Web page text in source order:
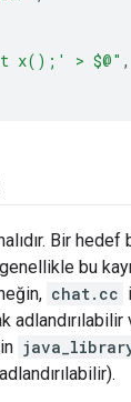
x();' > $@" ,
Bir hedef
bu
chat.cc
adlandırılabilir